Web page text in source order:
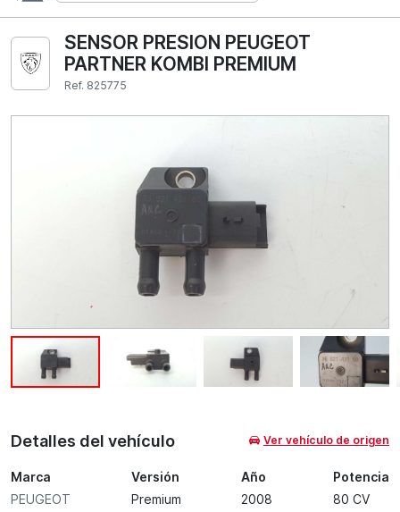
SENSOR PRESION PEUGEOT
PARTNER KOMBI PREMIUM
Ref. 825775
Detalles del vehículo Ver vehículo de origen
Marca
PEUGEOT
Versión
Premium
Año
2008
Potencia
80 CV